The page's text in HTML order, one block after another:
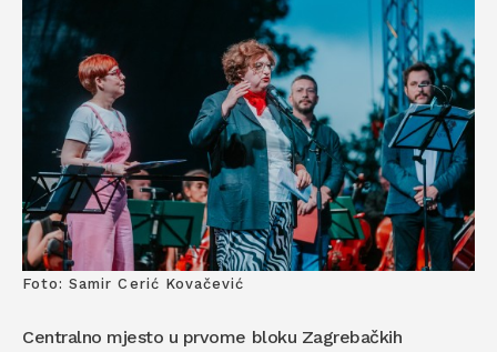
Foto: Samir Cerić Kovačević
Centralno mjesto u prvome bloku Zagrebačkih